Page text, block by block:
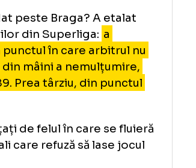
lor mari nu erau contra
prea târziu
a dat peste Braga? A etalat
din Superliga:
în punctul în care arbitrul nu
a dat din mâini a nemulțumire,